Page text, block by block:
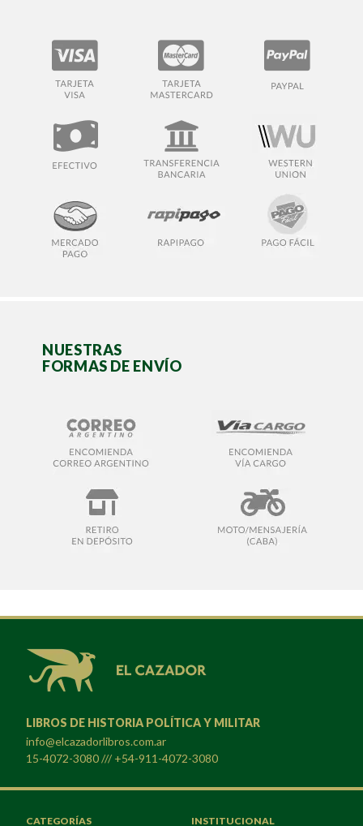
NUESTRAS
FORMAS DE ENVÍO
LIBROS DE HISTORIA POLÍTICA Y MILITAR
info@elcazadorlibros.com.ar
15-4072-3080 /// +54-911-4072-3080
CATEGORÍAS INSTITUCIONAL